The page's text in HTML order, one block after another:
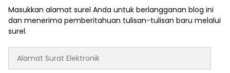
Masukkan alamat surel Anda untuk berlangganan blog ini
dan menerima pemberitahuan tulisan-tulisan baru melalui
surel.
Surat